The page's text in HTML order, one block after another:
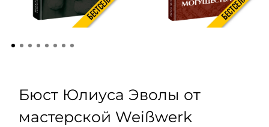
Бюст Юлиуса Эволы от
мастерской Weißwerk